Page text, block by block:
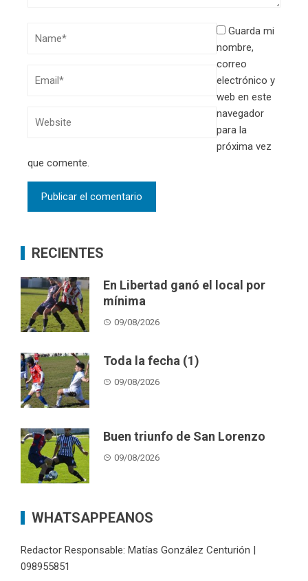
Guarda mi
nombre,
correo
electrónico y
web en este
navegador
para la
próxima vez
que comente.
RECIENTES
En Libertad ganó el local por
mínima
09/08/2026
Toda la fecha (1)
09/08/2026
Buen triunfo de San Lorenzo
09/08/2026
WHATSAPPEANOS
Redactor Responsable: Matías González Centurión |
098955851